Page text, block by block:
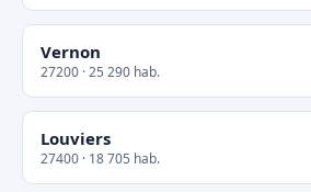
Vernon
27200 · 25 290 hab.
Louviers
27400 · 18 705 hab.